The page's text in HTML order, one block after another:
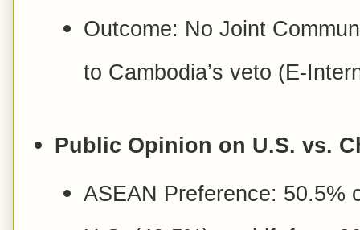
Outcome: No Joint
to Cambodia’s veto (E-
Public Opinion on U.S. vs.
ASEAN Preference: 50.5%